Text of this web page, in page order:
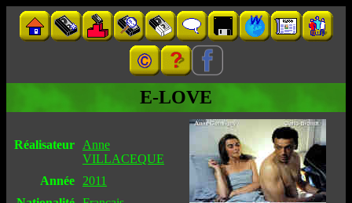
E-LOVE
Réalisateur
Anne
VILLACEQUE
Année
2011